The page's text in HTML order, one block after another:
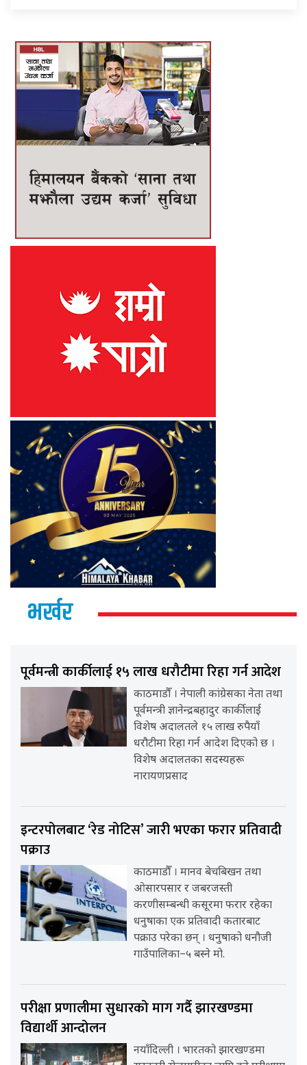
भर्खर
पूर्वमन्त्री कार्कीलाई १५ लाख धरौटीमा रिहा गर्न आदेश
काठमाडौँ । नेपाली कांग्रेसका नेता तथा
पूर्वमन्त्री ज्ञानेन्द्रबहादुर कार्कीलाई
विशेष अदालतले १५ लाख रुपैयाँ
धरौटीमा रिहा गर्न आदेश दिएको छ ।
विशेष अदालतका सदस्यहरू
नारायणप्रसाद
इन्टरपोलबाट ‘रेड नोटिस’ जारी भएका फरार प्रतिवादी
पक्राउ
काठमाडौँ । मानव बेचबिखन तथा
ओसारपसार र जबरजस्ती
करणीसम्बन्धी कसूरमा फरार रहेका
धनुषाका एक प्रतिवादी कतारबाट
पक्राउ परेका छन् । धनुषाको धनौजी
गाउँपालिका–५ बस्ने मो.
परीक्षा प्रणालीमा सुधारको माग गर्दै झारखण्डमा
विद्यार्थी आन्दोलन
नयाँदिल्ली । भारतको झारखण्डमा